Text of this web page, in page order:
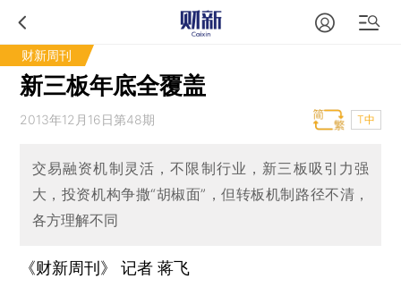
财新周刊
新三板年底全覆盖
2013年12月16日第48期 T中
交易融资机制灵活，不限制行业，新三板吸引力强
大，投资机构争撒“胡椒面”，但转板机制路径不清，
各方理解不同
《财新周刊》 记者蒋飞